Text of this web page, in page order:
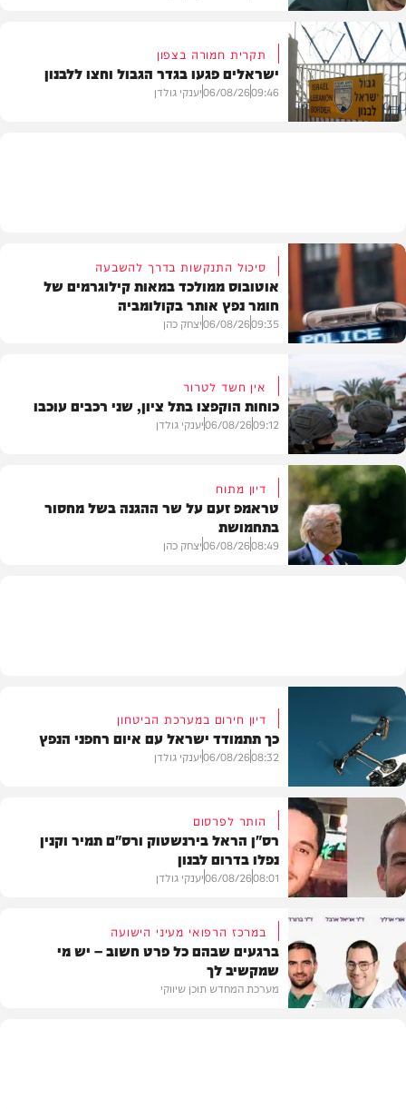
חדשות
תקרית חמורה בצפון
ישראלים פגעו בגדר הגבול וחצו ללבנון
09:46
06/08/26יענקי גולדן
חדשות
סיכול התנקשות בדרך להשבעה
אוטובוס ממולכד במאות קילוגרמים של
חומר נפץ אותר בקולומביה
09:35
06/08/26יצחק כהן
חדשות
אין חשד לטרור
כוחות הוקפצו בתל ציון, שני רכבים עוכבו
09:12
06/08/26יענקי גולדן
דיון מתוח
טראמפ זעם על שר ההגנה בשל מחסור
בתחמושת
08:49
06/08/26יצחק כהן
חדשות
דיון חירום במערכת הביטחון
כך תתמודד ישראל עם איום רחפני הנפץ
08:32
06/08/26יענקי גולדן
חדשות
הותר לפרסום
רס"ן הראל בירנשטוק ורס"ם תמיר וקנין
נפלו בדרום לבנון
08:01
06/08/26יענקי גולדן
במרכז הרפואי מעיני הישועה
ברגעים שבהם כל פרט חשוב – יש מי
שמקשיב לך
מערכת המחדש תוכן שיווקי